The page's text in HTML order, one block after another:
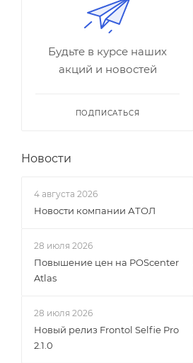
Будьте в курсе наших
акций и новостей
ПОДПИСАТЬСЯ
Новости
4 августа 2026
Новости компании АТОЛ
28 июля 2026
Повышение цен на POScenter
Atlas
28 июля 2026
Новый релиз Frontol Selfie Pro
2.1.0